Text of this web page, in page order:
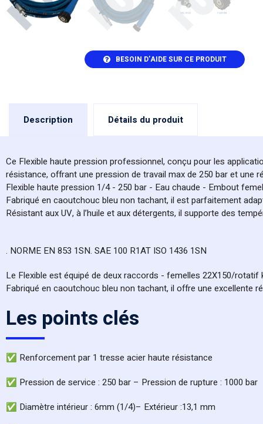
BESOIN D’AIDE SUR CE PRODUIT
Description Détails du produit
Ce Flexible haute pression professionnel, conçu pour les
résistance, offrant une pression de travail max de 250 bar et une
Flexible haute pression 1/4 - 250 bar - Eau chaude - Embout
Fabriqué en caoutchouc bleu non tachant, il est parfaitement
Résistant aux UV, à l’huile et aux détergents, il supporte des
. NORME EN 853 1SN. SAE 100 R1AT ISO 1436 1SN
Le Flexible est équipé de deux raccords - femelles 22X150/
Fabriqué en caoutchouc bleu non tachant, il offre une excellente
Les points clés
✅ Renforcement par 1 tresse acier haute résistance
✅ Pression de service : 250 bar – Pression de rupture : 1000 bar
✅ Diamètre intérieur : 6mm (1/4)– Extérieur :13,1 mm